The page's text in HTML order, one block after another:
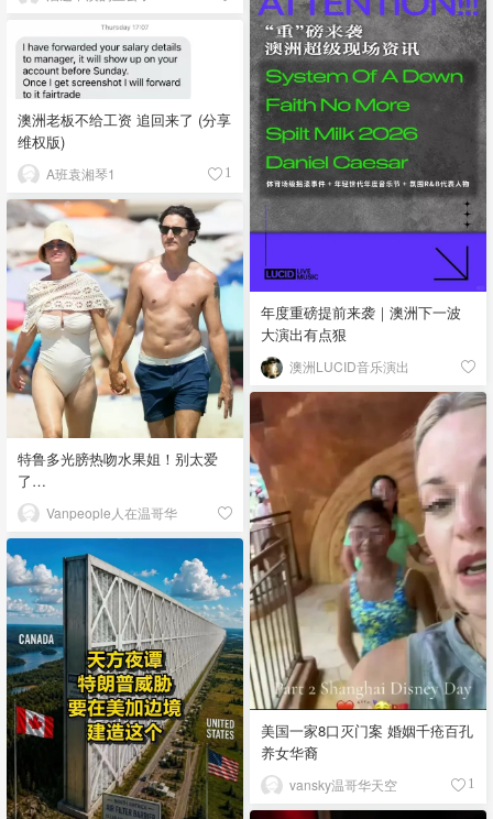
年度重磅提前来袭｜澳洲下一波
大演出有点狠
澳洲LUCID音乐演出
澳洲老板不给工资 追回来了 (分享
维权版)
A班袁湘琴1 1
特鲁多光膀热吻水果姐！别太爱
了…
Vanpeople人在温哥华
美国一家8口灭门案 婚姻千疮百孔
养女华裔
vansky温哥华天空 1